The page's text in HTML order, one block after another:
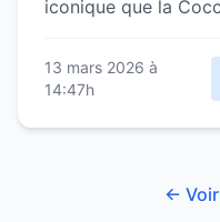
iconique que la
13 mars 2026 à
14:47h
←